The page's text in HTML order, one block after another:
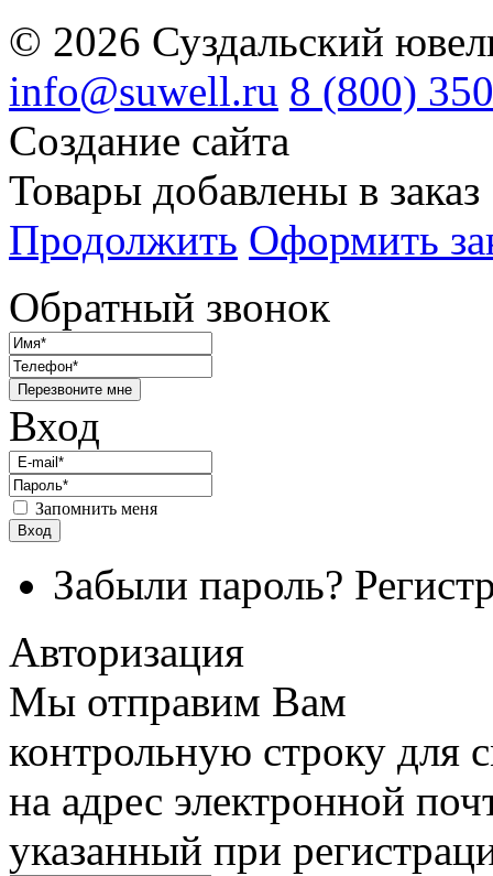
© 2026 Суздальский
info@suwell.ru 8 (800)
Создание сайта
Товары добавлены в заказ
Продолжить Оформить
Обратный звонок
Перезвоните мне
Вход
Запомнить меня
Вход
Забыли пароль?
Авторизация
Мы отправим Вам
контрольную строку для
на адрес электронной
указанный при